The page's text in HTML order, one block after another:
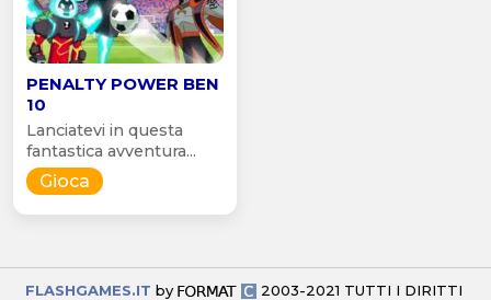
PENALTY POWER BEN
10
Lanciatevi in questa
fantastica avventura...
Gioca
FLASHGAMES.IT by
2003-2021 TUTTI I DIRITTI